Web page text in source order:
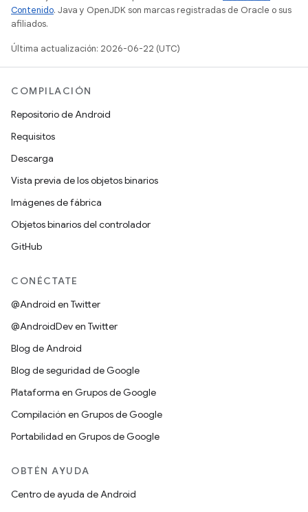
Contenido. Java y OpenJDK son marcas registradas de Oracle o sus
afiliados.
Última actualización: 2026-06-22 (UTC)
COMPILACIÓN
Repositorio de Android
Requisitos
Descarga
Vista previa de los objetos binarios
Imágenes de fábrica
Objetos binarios del controlador
GitHub
CONÉCTATE
@Android en Twitter
@AndroidDev en Twitter
Blog de Android
Blog de seguridad de Google
Plataforma en Grupos de Google
Compilación en Grupos de Google
Portabilidad en Grupos de Google
OBTÉN AYUDA
Centro de ayuda de Android